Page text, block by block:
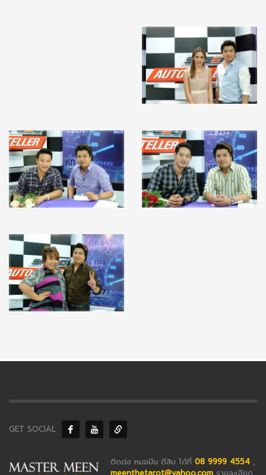
GET SOCIAL
ติดต่อ หมอมีน ตีสิบ ได้ที่ 08 9999 4554 ,
meenthetarot@yahoo.com รายละเอียด